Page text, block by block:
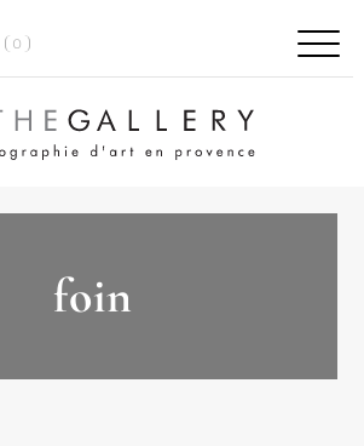
0
Home / Accueil
foin